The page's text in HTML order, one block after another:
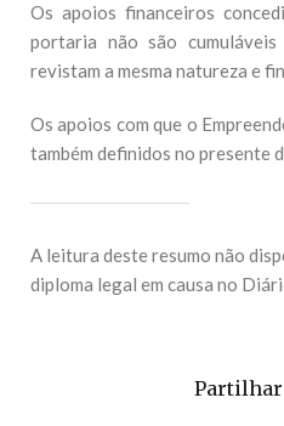
Os apoios financeiros
portaria não são
revistam a mesma natureza e
Os apoios com que o
também definidos no presente
A leitura deste resumo não
diploma legal em causa no